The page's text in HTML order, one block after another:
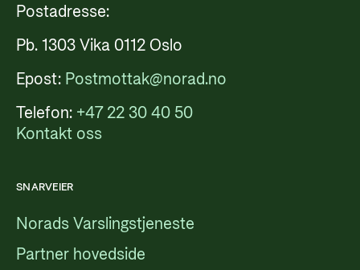
Postadresse:
Pb. 1303 Vika 0112 Oslo
Epost: Postmottak@norad.no
Telefon: +47 22 30 40 50
Kontakt oss
SNARVEIER
Norads Varslingstjeneste
Partner hovedside